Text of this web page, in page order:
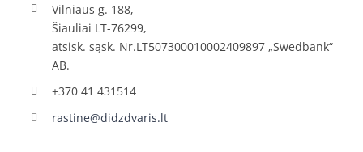
Vilniaus g. 188,
Šiauliai LT-76299,
atsisk. sąsk. Nr.LT507300010002409897 „Swedbank“
AB.
+370 41 431514
rastine@didzdvaris.lt